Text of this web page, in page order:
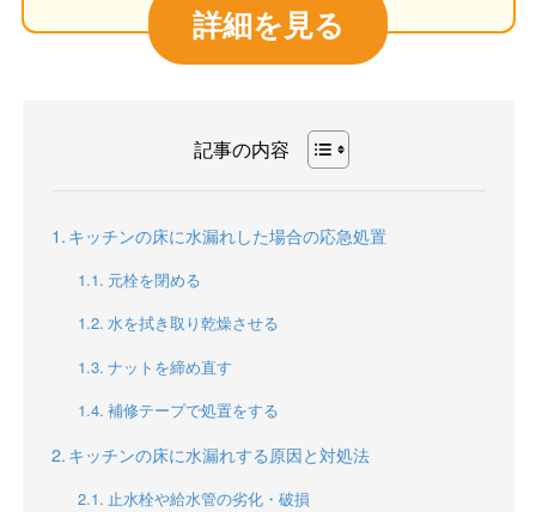
詳細を見る
記事の内容
キッチンの床に水漏れした場合の応急処置
元栓を閉める
水を拭き取り乾燥させる
ナットを締め直す
補修テープで処置をする
キッチンの床に水漏れする原因と対処法
止水栓や給水管の劣化・破損